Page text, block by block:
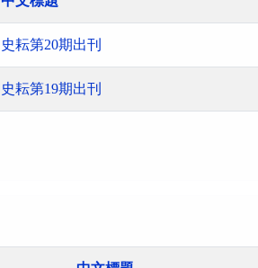
史耘第20期出刊
史耘第19期出刊